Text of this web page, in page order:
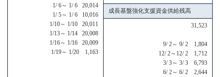
1/ 6～ 1/ 6 20,014
1/ 5～ 1/ 6 10,016
1/10～ 1/10 20,011
1/13～ 1/14 20,008
1/16～ 1/16 20,009
1/19～ 1/20 1,163
成長基盤強化支援資金供給残高
31,523
9/ 2～ 9/ 2 1,804
12/ 2～12/ 2 1,712
3/ 3～ 3/ 3 6,793
6/ 2～ 6/ 2 2,644